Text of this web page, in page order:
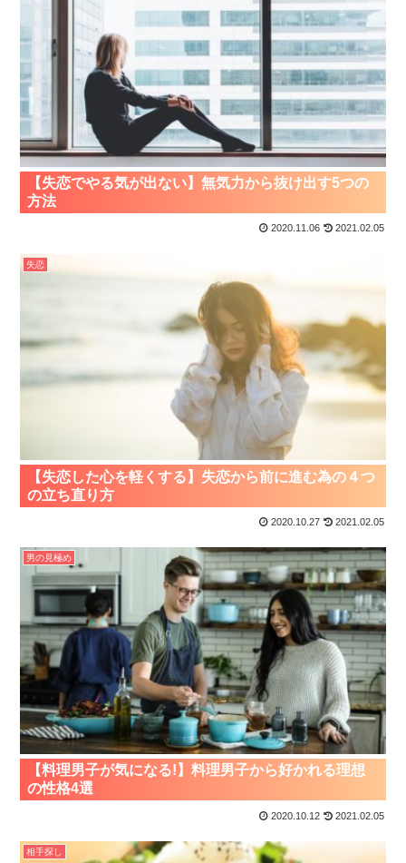
【失恋でやる気が出ない】無気力から抜け出す5つの
方法
2020.11.06 2021.02.05
失恋
【失恋した心を軽くする】失恋から前に進む為の４つ
の立ち直り方
2020.10.27 2021.02.05
男の見極め
【料理男子が気になる!】料理男子から好かれる理想
の性格4選
2020.10.12 2021.02.05
相手探し